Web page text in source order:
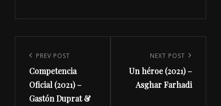
entradas
Previous
Post
PREV POST
Competencia
Oficial (2021) –
Gastón Duprat &
Post
NEXT POST
Un héroe (2021) –
Asghar Farhadi